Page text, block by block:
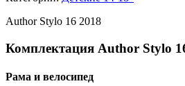
Author Stylo 16 2018
Комплектация Author Stylo
Рама и велосипед